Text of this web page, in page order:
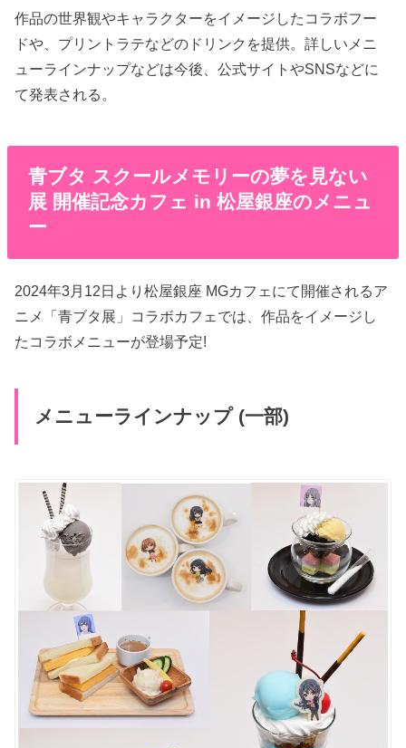
作品の世界観やキャラクターをイメージしたコラボフー
ドや、プリントラテなどのドリンクを提供。詳しいメニ
ューラインナップなどは今後、公式サイトやSNSなどに
て発表される。
青ブタ スクールメモリーの夢を見ない
展 開催記念カフェ in 松屋銀座のメニュ
ー
2024年3月12日より松屋銀座 MGカフェにて開催されるア
ニメ「青ブタ展」コラボカフェでは、作品をイメージし
たコラボメニューが登場予定!
メニューラインナップ (一部)